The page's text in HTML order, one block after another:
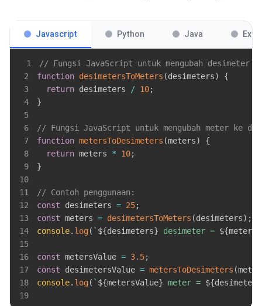
Javascript Python Java
1
// Fungsi JavaScript untuk mengubah desimeter
2
function desimetersToMeters (desimeters)
{
3
return desimeters / 10;
4
}
5
6
// Fungsi JavaScript untuk mengubah meter ke
7
function metersToDesimeters (meters)
{
8
return meters * 10;
9
}
10
11
// Contoh penggunaan:
12
const desimeters = 25;
13
const meters = desimetersToMeters (desimeters) ;
14
console. log( ` ${desimeters} desimeter = ${meters
15
16
const metersValue = 3.5;
17
const desimetersValue = metersToDesimeters (
18
console. log( ` ${metersValue} meter = ${
19